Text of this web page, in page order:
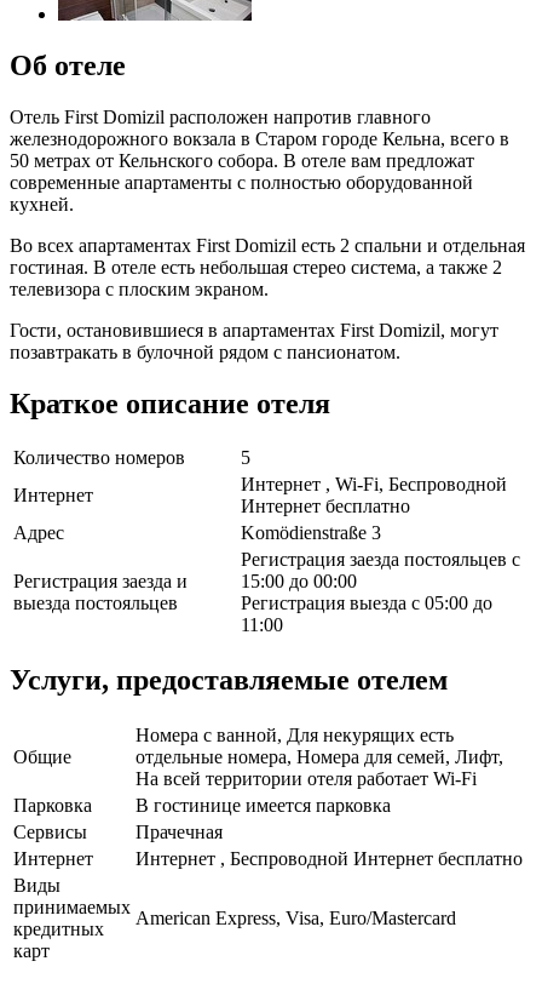
Об отеле
Отель First Domizil расположен напротив главного
железнодорожного вокзала в Старом городе Кельна, всего в
50 метрах от Кельнского собора. В отеле вам предложат
современные апартаменты с полностью оборудованной
кухней.
Во всех апартаментах First Domizil есть 2 спальни и отдельная
гостиная. В отеле есть небольшая стерео система, а также 2
телевизора с плоским экраном.
Гости, остановившиеся в апартаментах First Domizil, могут
позавтракать в булочной рядом с пансионатом.
Краткое описание отеля
Количество номеров
5
Интернет
Интернет , Wi-Fi, Беспроводной
Интернет бесплатно
Адрес
Komödienstraße 3
Регистрация заезда и
выезда постояльцев
Регистрация заезда постояльцев с
15:00 до 00:00
Регистрация выезда с 05:00 до
11:00
Услуги, предоставляемые отелем
Общие
Номера с ванной, Для некурящих есть
отдельные номера, Номера для семей, Лифт,
На всей территории отеля работает Wi-Fi
Парковка
В гостинице имеется парковка
Сервисы
Прачечная
Интернет
Интернет , Беспроводной Интернет бесплатно
Виды
принимаемых
кредитных
карт
American Express, Visa, Euro/Mastercard